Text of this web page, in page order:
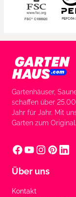
Gartenhäuser,
schaffen über
Jahr für Jahr. Mit
Garten zum Original.
Über uns
Kontakt